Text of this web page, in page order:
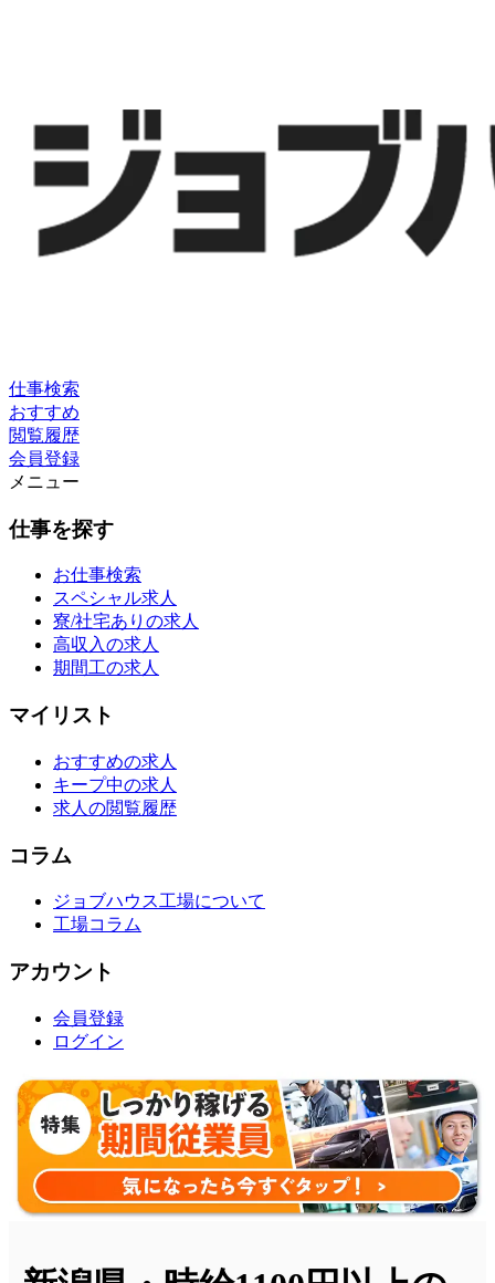
仕事検索
おすすめ
閲覧履歴
会員登録
メニュー
仕事を探す
お仕事検索
スペシャル求人
寮/社宅ありの求人
高収入の求人
期間工の求人
マイリスト
おすすめの求人
キープ中の求人
求人の閲覧履歴
コラム
ジョブハウス工場について
工場コラム
アカウント
会員登録
ログイン